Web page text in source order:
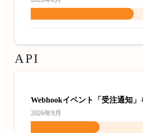
API
Webhookイベント「受注通知」
2026年9月